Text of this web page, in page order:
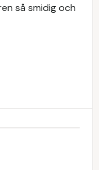
så smidig och